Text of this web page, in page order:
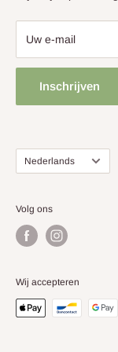
Zondag: gesloten
Uitzonderlijke
Google
Uw e-mail
Inschrijven
TaalNederlands
Volg ons
Wij accepteren